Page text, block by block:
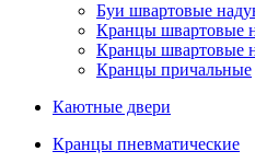
Буи швартовые
Кранцы швартовые
Кранцы швартовые
Кранцы причальные
Каютные двери
Кранцы пневматические